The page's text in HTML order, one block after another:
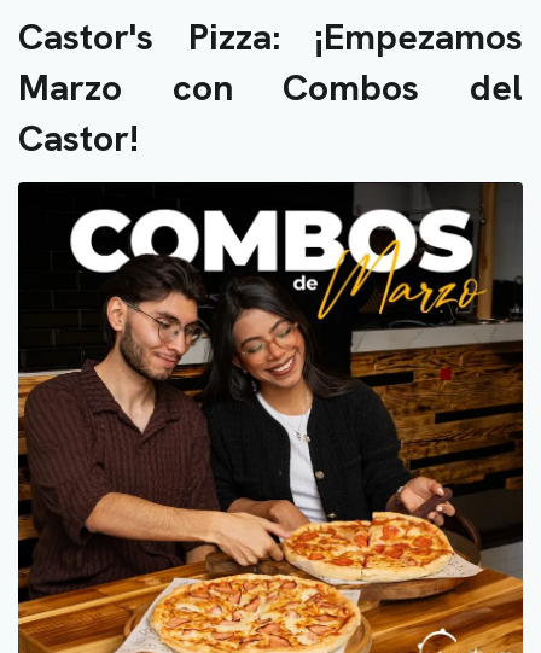
Castor's Pizza: ¡Empezamos
Marzo con Combos del
Castor!